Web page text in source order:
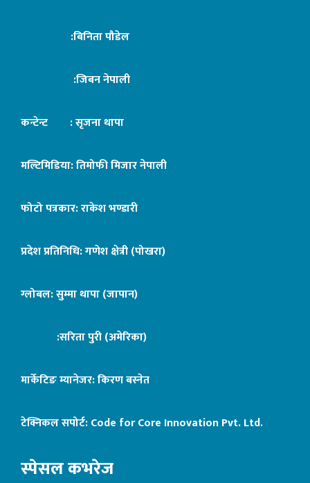
:बिनिता पौडेल
:जिबन नेपाली
कन्टेन्ट : सृजना थापा
मल्टिमिडिया: तिमोफी मिजार नेपाली
फोटो पत्रकार: राकेश भण्डारी
प्रदेश प्रतिनिधि: गणेश क्षेत्री (पोखरा)
ग्लोबल: सुम्मा थापा (जापान)
:सरिता पुरी (अमेरिका)
मार्केटिङ म्यानेजर: किरण बस्नेत
टेक्निकल सपोर्ट:Code for Core Innovation Pvt. Ltd.
स्पेसल कभरेज